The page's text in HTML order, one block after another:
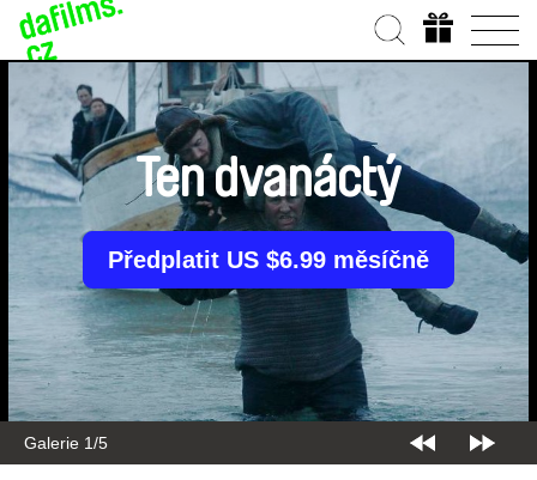
Galerie 1/5
Ten dvanáctý
Předplatit US $6.99 měsíčně